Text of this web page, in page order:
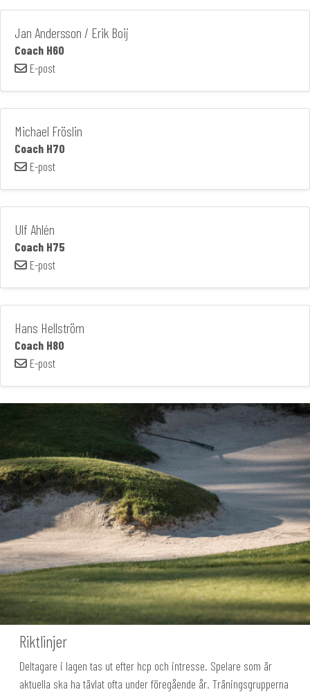
Jan Andersson / Erik Boij
Coach H60
E-post
Michael Fröslin
Coach H70
E-post
Ulf Ahlén
Coach H75
E-post
Hans Hellström
Coach H80
E-post
Riktlinjer
Deltagare i lagen tas ut efter hcp och intresse. Spelare som är
aktuella ska ha tävlat ofta under föregående år. Träningsgrupperna